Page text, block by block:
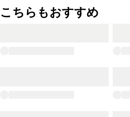
こちらもおすすめ